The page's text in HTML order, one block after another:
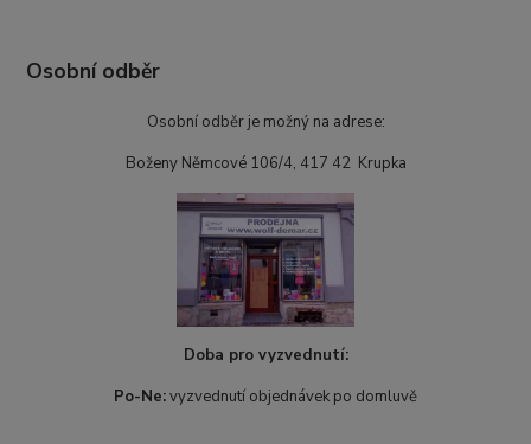
Osobní odběr
Osobní odběr je možný na adrese:
Boženy Němcové 106/4, 417 42 Krupka
Doba pro vyzvednutí:
Po-Ne:vyzvednutí objednávek po domluvě